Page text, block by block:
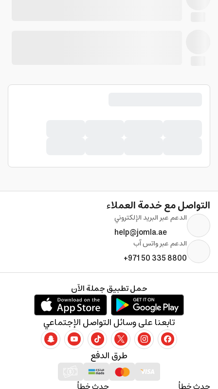
التواصل مع خدمة العملاء
الدعم عبر البريد الإلكتروني
help@jomla.ae
الدعم عبر واتس آب
+971 50 335 8800
طرق الدفع
تابعنا على وسائل التواصل الإجتماعي
حمل تطبيق جملة الآن